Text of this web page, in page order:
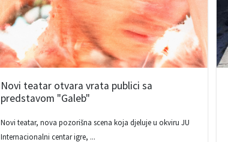
Novi teatar otvara vrata publici sa
predstavom "Galeb"
Novi teatar, nova pozorišna scena koja djeluje u okviru JU
Internacionalni centar igre, ...